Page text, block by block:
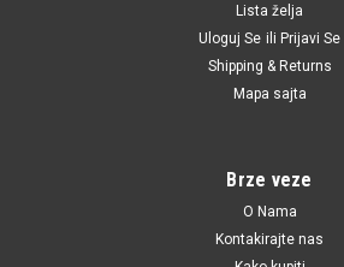
Lista želja
Uloguj Se ili Prijavi Se
Shipping & Returns
Mapa sajta
Brze veze
O Nama
Kontakirajte nas